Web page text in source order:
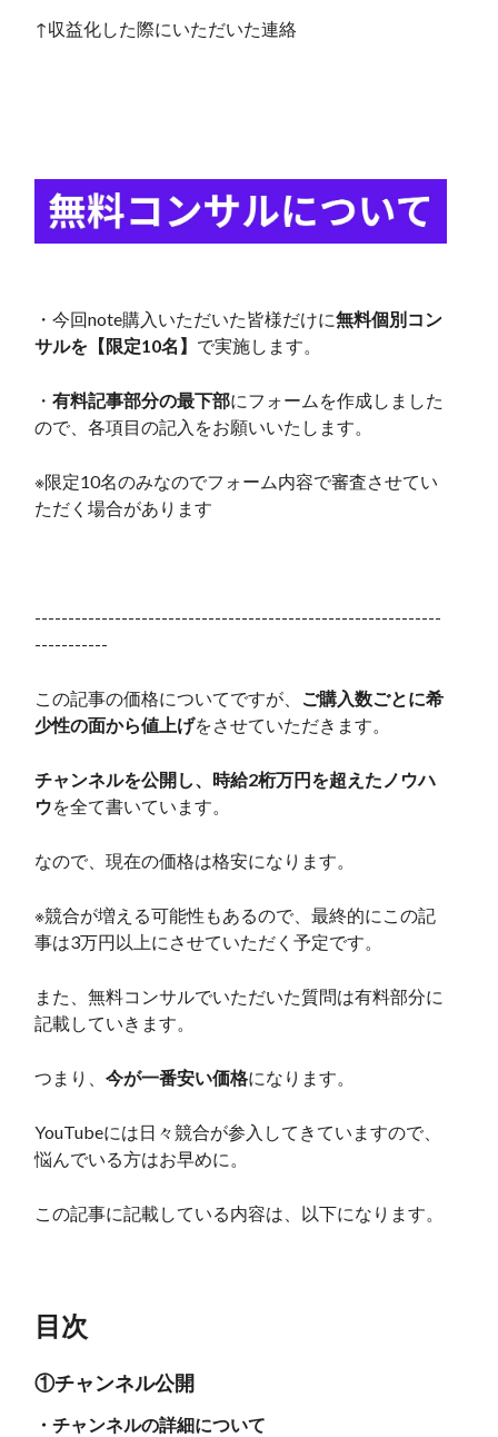
↑収益化した際にいただいた連絡
・今回note購入いただいた皆様だけに無料個別コン
サルを【限定10名】 で実施します。
・ 有料記事部分の最下部にフォームを作成しました
ので、各項目の記入をお願いいたします。
※限定10名のみなのでフォーム内容で審査させてい
ただく場合があります
-------------------------------------------------------------
-----------
この記事の価格についてですが、
ご購入数ごとに希
少性の面から値上げをさせていただきます。
チャンネルを公開し、時給2桁万円を超えたノウハ
ウを全て書いています。
なので、現在の価格は格安になります。
※競合が増える可能性もあるので、最終的にこの記
事は3万円以上にさせていただく予定です。
また、無料コンサルでいただいた質問は有料部分に
記載していきます。
つまり、 今が一番安い価格になります。
YouTubeには日々競合が参入してきていますので、
悩んでいる方はお早めに。
この記事に記載している内容は、以下になります。
目次
①チャンネル公開
・チャンネルの詳細について